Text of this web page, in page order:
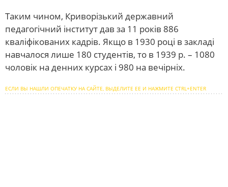
Таким чином, Криворізький державний
педагогічний інститут дав за 11 років 886
кваліфікованих кадрів. Якщо в 1930 році в закладі
навчалося лише 180 студентів, то в 1939 р. – 1080
чоловік на денних курсах і 980 на вечірніх.
ЕСЛИ ВЫ НАШЛИ ОПЕЧАТКУ НА САЙТЕ, ВЫДЕЛИТЕ ЕЕ И НАЖМИТЕ CTRL+ENTER